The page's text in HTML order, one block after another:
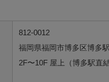
812-0012
福岡県福岡市博多区博多
2F〜10F 屋上（博多駅直結